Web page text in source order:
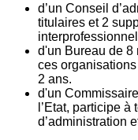
d’un Conseil
titulaires et 2
d'un Bureau de 8
ces
2 ans.
d'un
l’Etat, participe
d’administration